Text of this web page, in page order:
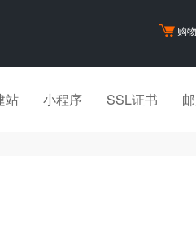
购
站 小程序 SSL证书